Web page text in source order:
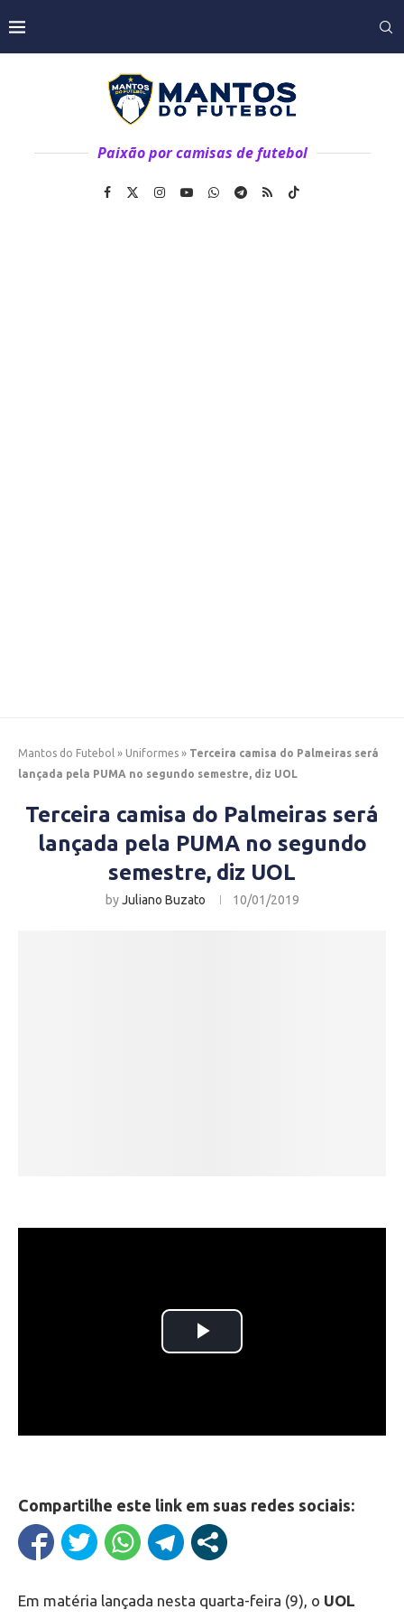
Paixão por camisas de futebol
Mantos do Futebol » Uniformes » Terceira camisa do Palmeiras será
lançada pela PUMA no segundo semestre, diz UOL
Terceira camisa do Palmeiras será
lançada pela PUMA no segundo
semestre, diz UOL
byJuliano Buzato 10/01/2019
Compartilhe este link em suas redes sociais:
Em matéria lançada nesta quarta-feira (9), o UOL